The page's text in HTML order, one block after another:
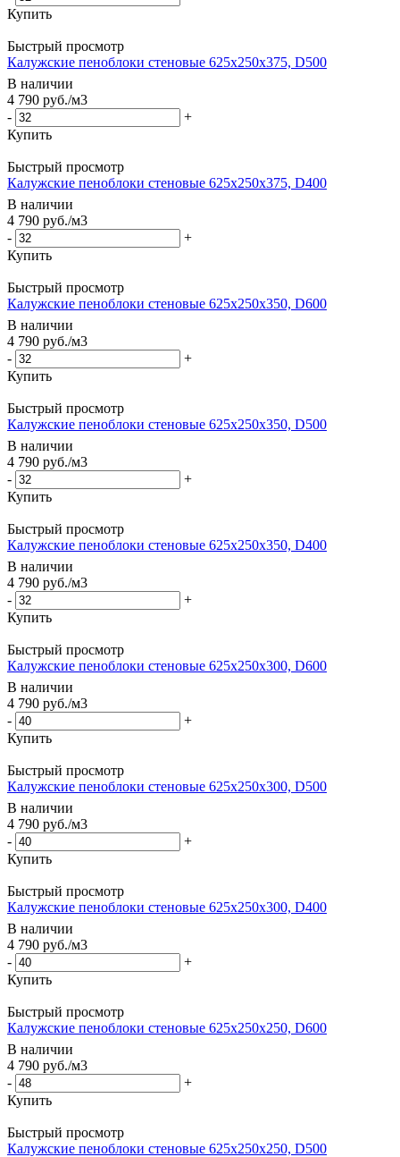
Купить
Быстрый просмотр
Калужские пеноблоки стеновые 625x250x375, D500
В наличии
4 790 руб./м3
-
+
Купить
Быстрый просмотр
Калужские пеноблоки стеновые 625x250x375, D400
В наличии
4 790 руб./м3
-
+
Купить
Быстрый просмотр
Калужские пеноблоки стеновые 625x250x350, D600
В наличии
4 790 руб./м3
-
+
Купить
Быстрый просмотр
Калужские пеноблоки стеновые 625x250x350, D500
В наличии
4 790 руб./м3
-
+
Купить
Быстрый просмотр
Калужские пеноблоки стеновые 625x250x350, D400
В наличии
4 790 руб./м3
-
+
Купить
Быстрый просмотр
Калужские пеноблоки стеновые 625x250x300, D600
В наличии
4 790 руб./м3
-
+
Купить
Быстрый просмотр
Калужские пеноблоки стеновые 625x250x300, D500
В наличии
4 790 руб./м3
-
+
Купить
Быстрый просмотр
Калужские пеноблоки стеновые 625x250x300, D400
В наличии
4 790 руб./м3
-
+
Купить
Быстрый просмотр
Калужские пеноблоки стеновые 625x250x250, D600
В наличии
4 790 руб./м3
-
+
Купить
Быстрый просмотр
Калужские пеноблоки стеновые 625x250x250, D500